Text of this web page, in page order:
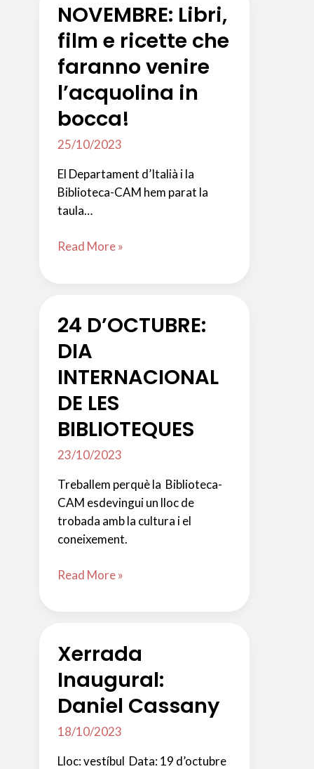
la
Biblioteca-
CAM
NOVEMBRE: Libri,
film e ricette che
faranno venire
l’acquolina in
bocca!
25/10/2023
El Departament d’Italià i la
Biblioteca-CAM hem parat la
taula…
NOVEMBRE:
ricette
che
faranno
venire
in
bocca!
Read More »
24 D’OCTUBRE:
DIA
INTERNACIONAL
DE LES
BIBLIOTEQUES
23/10/2023
Treballem perquè la Biblioteca-
CAM esdevingui un lloc de
trobada amb la cultura i el
coneixement.
24
DE
LES
BIBLIOTEQUES
Read More »
Xerrada
Inaugural:
Daniel Cassany
18/10/2023
Lloc: vestíbul Data: 19 d’octubre